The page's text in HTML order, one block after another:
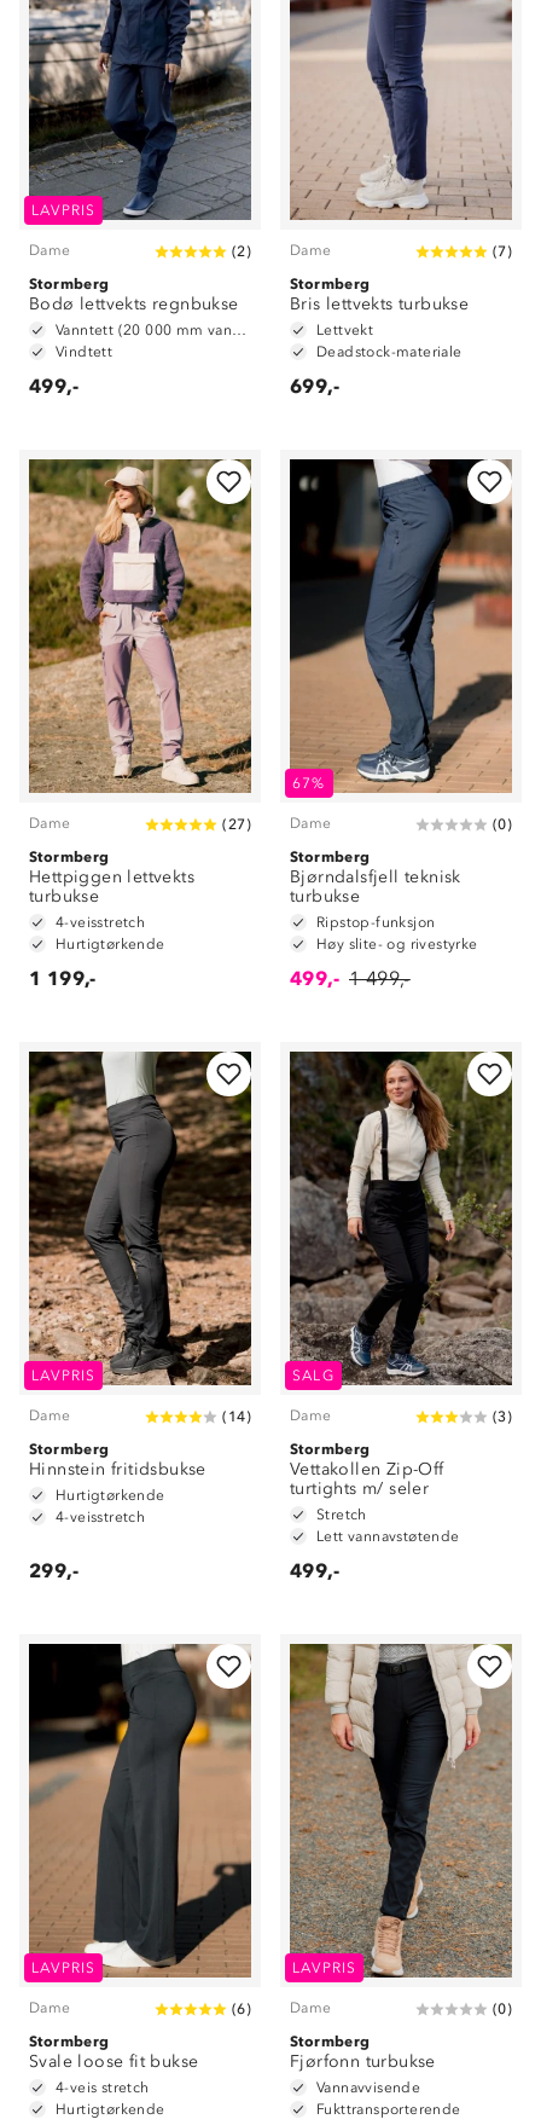
LAVPRIS
Dame (2)
Stormberg
Bodø lettvekts regnbukse
Vanntett (20 000 mm vannsøyle)
Vindtett
499,-
Dame (7)
Stormberg
Bris lettvekts turbukse
Lettvekt
Deadstock-materiale
699,-
Dame (27)
Stormberg
Hettpiggen lettvekts
turbukse
4-veisstretch
Hurtigtørkende
1 199,-
67%
Dame (0)
Stormberg
Bjørndalsfjell teknisk
turbukse
Ripstop-funksjon
Høy slite- og rivestyrke
499,- 1 499,-
LAVPRIS
Dame ( 14)
Stormberg
Hinnstein fritidsbukse
Hurtigtørkende
4-veisstretch
299,-
SALG
Dame (3)
Stormberg
Vettakollen Zip-Off
turtights m/ seler
Stretch
Lett vannavstøtende
499,-
LAVPRIS
Dame (6)
Stormberg
Svale loose fit bukse
4-veis stretch
Hurtigtørkende
LAVPRIS
Dame (0)
Stormberg
Fjørfonn turbukse
Vannavvisende
Fukttransporterende